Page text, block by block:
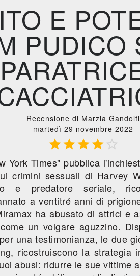
E
PUDICO
Recensione di Marzia Gandolfi
martedì 29 novembre 2022
 
York Times" pubblica
crimini sessuali di Harvey
e predatore seriale,
a ventitré anni di
ha abusato di attrici e
un volgare aguzzino.
una testimonianza, le due
ricostruiscono la strategia
abusi: ridurre le sue vittime